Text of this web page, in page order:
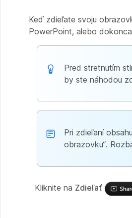
Keď zdieľate svoju
PowerPoint, alebo
Pred stretnutím
by ste náhodou
Pri zdieľaní
obrazovku“.
Kliknite na Zdieľať